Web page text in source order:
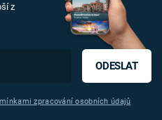
z
ODESLAT
zpracování osobních údajů